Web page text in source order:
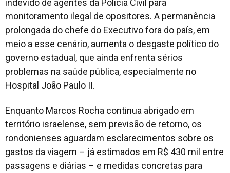
indevido de agentes da Polícia Civil para
monitoramento ilegal de opositores. A permanência
prolongada do chefe do Executivo fora do país, em
meio a esse cenário, aumenta o desgaste político do
governo estadual, que ainda enfrenta sérios
problemas na saúde pública, especialmente no
Hospital João Paulo II.
Enquanto Marcos Rocha continua abrigado em
território israelense, sem previsão de retorno, os
rondonienses aguardam esclarecimentos sobre os
gastos da viagem – já estimados em R$ 430 mil entre
passagens e diárias – e medidas concretas para